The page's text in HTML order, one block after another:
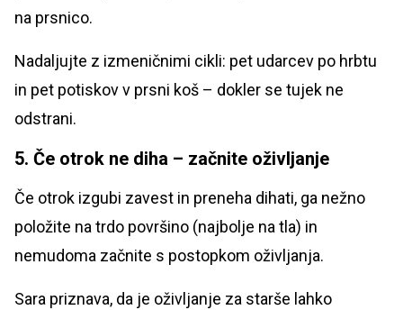
na prsnico.
Nadaljujte z izmeničnimi cikli: pet udarcev po hrbtu
in pet potiskov v prsni koš – dokler se tujek ne
odstrani.
5. Če otrok ne diha – začnite oživljanje
Če otrok izgubi zavest in preneha dihati, ga nežno
položite na trdo površino (najbolje na tla) in
nemudoma začnite s postopkom oživljanja.
Sara priznava, da je oživljanje za starše lahko